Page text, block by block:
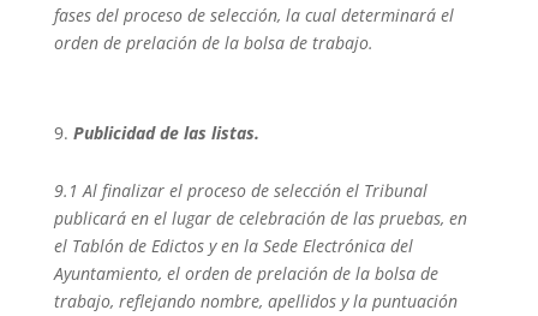
fases del proceso de selección, la cual determinará el
orden de prelación de la bolsa de trabajo.
Publicidad de las listas.
9.1 Al finalizar el proceso de selección el Tribunal
publicará en el lugar de celebración de las pruebas, en
el Tablón de Edictos y en la Sede Electrónica del
Ayuntamiento, el orden de prelación de la bolsa de
trabajo, reflejando nombre, apellidos y la puntuación